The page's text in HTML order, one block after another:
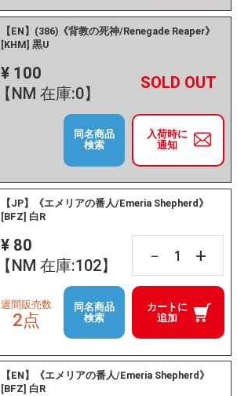
【EN】(386)《背教の死神/Renegade Reaper》
[KHM] 黒U
¥ 100
【NM 在庫:0】
－ +
入荷時に
通知
同名商品
検索
【JP】《エメリアの番人/Emeria Shepherd》
[BFZ] 白R
¥ 80
【NM 在庫:102】
－ +
カートに
追加
週間販売数
2点
同名商品
検索
【EN】《エメリアの番人/Emeria Shepherd》
[BFZ] 白R